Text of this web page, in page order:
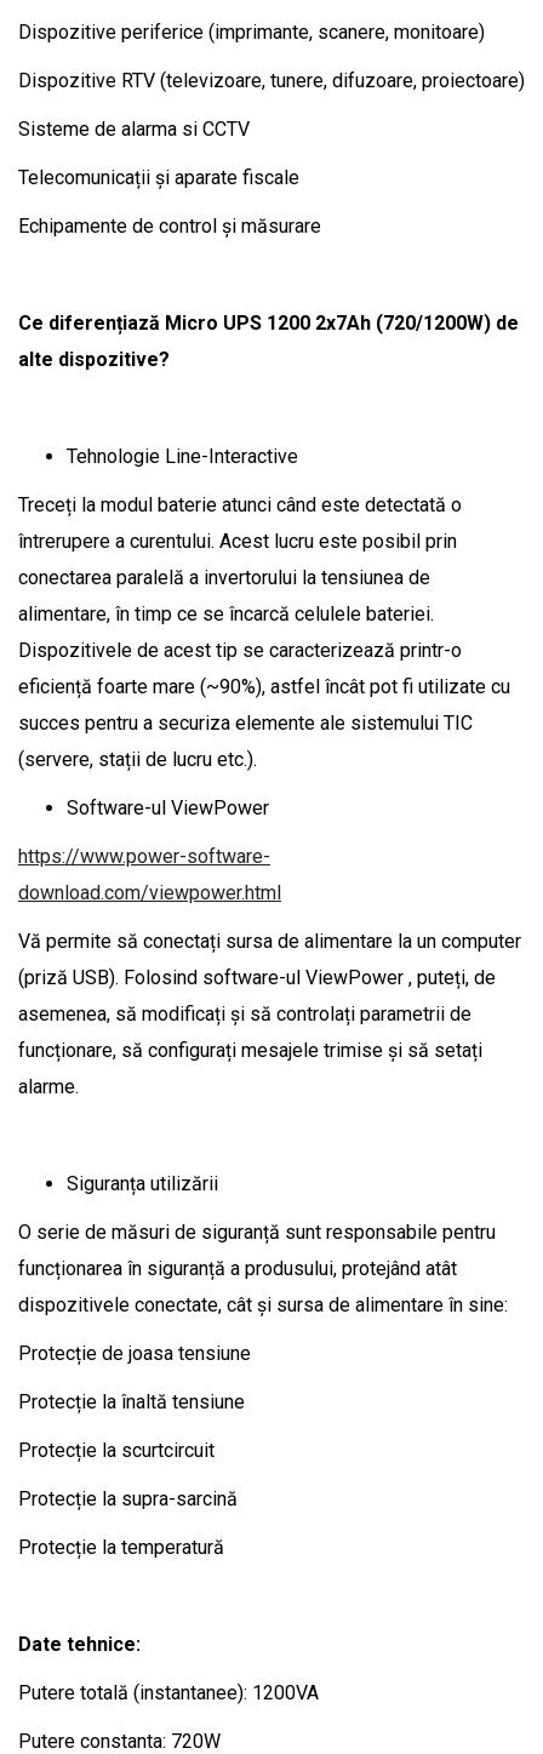
Dispozitive periferice (imprimante, scanere, monitoare)
Dispozitive RTV (televizoare, tunere, difuzoare, proiectoare)
Sisteme de alarma si CCTV
Telecomunicații și aparate fiscale
Echipamente de control și măsurare
Ce diferențiază Micro UPS 1200 2x7Ah (720/1200W) de
alte dispozitive?
Tehnologie Line-Interactive
Treceți la modul baterie atunci când este detectată o
întrerupere a curentului. Acest lucru este posibil prin
conectarea paralelă a invertorului la tensiunea de
alimentare, în timp ce se încarcă celulele bateriei.
Dispozitivele de acest tip se caracterizează printr-o
eficiență foarte mare (~90%), astfel încât pot fi utilizate cu
succes pentru a securiza elemente ale sistemului TIC
(servere, stații de lucru etc.).
Software-ul ViewPower
https://www.power-software-
download.com/viewpower.html
Vă permite să conectați sursa de alimentare la un computer
(priză USB). Folosind software-ul ViewPower , puteți, de
asemenea, să modificați și să controlați parametrii de
funcționare, să configurați mesajele trimise și să setați
alarme.
Siguranța utilizării
O serie de măsuri de siguranță sunt responsabile pentru
funcționarea în siguranță a produsului, protejând atât
dispozitivele conectate, cât și sursa de alimentare în sine:
Protecție de joasa tensiune
Protecție la înaltă tensiune
Protecție la scurtcircuit
Protecție la supra-sarcină
Protecție la temperatură
Date tehnice:
Putere totală (instantanee): 1200VA
Putere constanta: 720W